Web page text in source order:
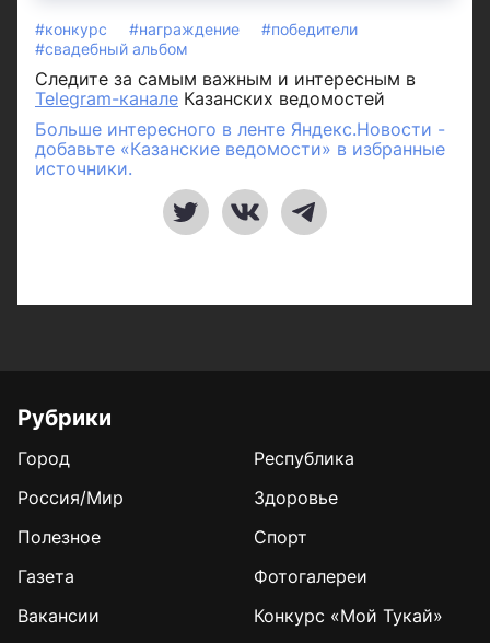
#конкурс #награждение
#победители
#свадебный альбом
Следите за самым важным и интересным в
Telegram-канале Казанских ведомостей
Больше интересного в ленте Яндекс.Новости -
добавьте «Казанские ведомости» в избранные
источники.
Рубрики
Город
Республика
Россия/Мир
Здоровье
Полезное
Спорт
Газета
Фотогалереи
Вакансии
Конкурс «Мой Тукай»